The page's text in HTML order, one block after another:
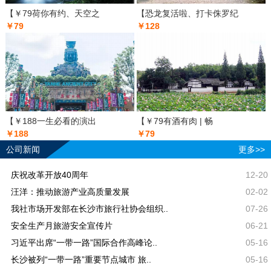
【￥79荷你有约、天空之
￥79
【恐龙复活啦、打卡侏罗纪
￥128
【￥188一生必看的演出
￥188
【￥79有酒有肉 | 畅
￥79
公司新闻
更多>>
庆祝改革开放40周年
12-20
汪洋：推动旅游产业高质量发展
02-02
我社市场开发部在长沙市旅行社协会组织..
07-26
安全生产月旅游安全宣传片
06-21
习近平出席“一带一路”国际合作高峰论..
05-16
长沙被列“一带一路”重要节点城市 旅..
05-16